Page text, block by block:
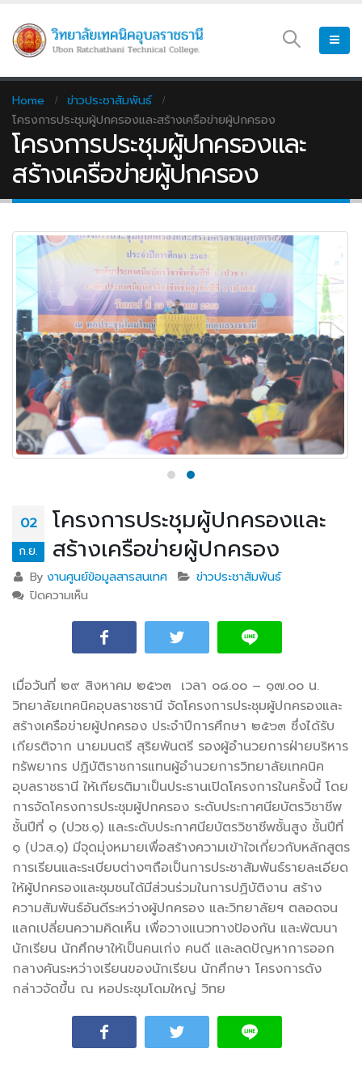
Home
ข่าวประชาสัมพันธ์
โครงการประชุมผู้ปกครองและสร้างเครือข่ายผู้ปกครอง
โครงการประชุมผู้ปกครองและ
สร้างเครือข่ายผู้ปกครอง
02
ก.ย.
โครงการประชุมผู้ปกครองและ
สร้างเครือข่ายผู้ปกครอง
Byงานศูนย์ข้อมูลสารสนเทศ
ข่าวประชาสัมพันธ์
ปิดความเห็น
เมื่อวันที่ ๒๙ สิงหาคม ๒๕๖๓ เวลา ๐๘.๐๐ – ๑๗.๐๐ น.
วิทยาลัยเทคนิคอุบลราชธานี จัดโครงการประชุมผู้ปกครองและ
สร้างเครือข่ายผู้ปกครอง ประจำปีการศึกษา ๒๕๖๓ ซึ่งได้รับ
เกียรติจาก นายมนตรี สุริยพันตรี รองผู้อำนวยการฝ่ายบริหาร
ทรัพยากร ปฏิบัติราชการแทนผู้อำนวยการวิทยาลัยเทคนิค
อุบลราชธานี ให้เกียรติมาเป็นประธานเปิดโครงการในครั้งนี้ โดย
การจัดโครงการประชุมผู้ปกครอง ระดับประกาศนียบัตรวิชาชีพ
ชั้นปีที่ ๑ (ปวช.๑) และระดับประกาศนียบัตรวิชาชีพชั้นสูง ชั้นปีที่
๑ (ปวส.๑) มีจุดมุ่งหมายเพื่อสร้างความเข้าใจเกี่ยวกับหลักสูตร
การเรียนและระเบียบต่างๆถือเป็นการประชาสัมพันธ์รายละเอียด
ให้ผู้ปกครองและชุมชนได้มีส่วนร่วมในการปฏิบัติงาน สร้าง
ความสัมพันธ์อันดีระหว่างผู้ปกครอง และวิทยาลัยฯ ตลอดจน
แลกเปลี่ยนความคิดเห็น เพื่อวางแนวทางป้องกัน และพัฒนา
นักเรียน นักศึกษาให้เป็นคนเก่ง คนดี และลดปัญหาการออก
กลางคันระหว่างเรียนของนักเรียน นักศึกษา โครงการดัง
กล่าวจัดขึ้น ณ หอประชุมโดมใหญ่ วิทย